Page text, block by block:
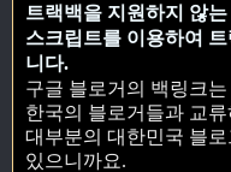
트랙백을 지원하지 않
스크립트를 이용하여
니다.
구글 블로거의 백링크
한국의 블로거들과 교
대부분의 대한민국 블
있으니까요.